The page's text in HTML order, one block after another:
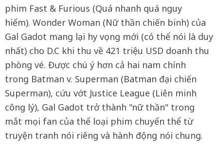
phim Fast & Furious (Quá nhanh quá nguy
hiểm). Wonder Woman (Nữ thần chiến binh) của
Gal Gadot mang lại hy vọng mới (có thể nói là duy
nhất) cho D.C khi thu về 421 triệu USD doanh thu
phòng vé. Được chú ý hơn cả hai nam chính
trong Batman v. Superman (Batman đại chiến
Superman), cứu vớt Justice League (Liên minh
công lý), Gal Gadot trở thành "nữ thần" trong
mắt mọi fan của thể loại phim chuyển thể từ
truyện tranh nói riêng và hành động nói chung.